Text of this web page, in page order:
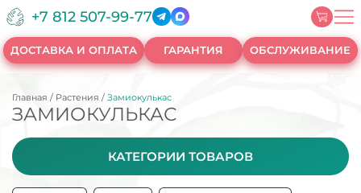
+7 812 507-99-77
ДОСТАВКА И ОПЛАТА ГАРАНТИЯ ОБСЛУЖИВАНИЕ
Главная / Растения /Замиокулькас
ЗАМИОКУЛЬКАС
КАТЕГОРИИ ТОВАРОВ